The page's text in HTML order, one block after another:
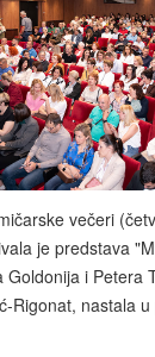
večeri
je predstava
Goldonija i Petera
Rigonat, nastala